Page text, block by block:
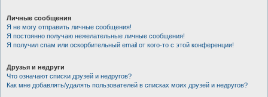
Личные сообщения
Я не могу отправить личные сообщения!
Я постоянно получаю нежелательные личные сообщения!
Я получил спам или оскорбительный email от кого-то с этой конференции!
Друзья и недруги
Что означают списки друзей и недругов?
Как мне добавлять/удалять пользователей в списках моих друзей и недругов?